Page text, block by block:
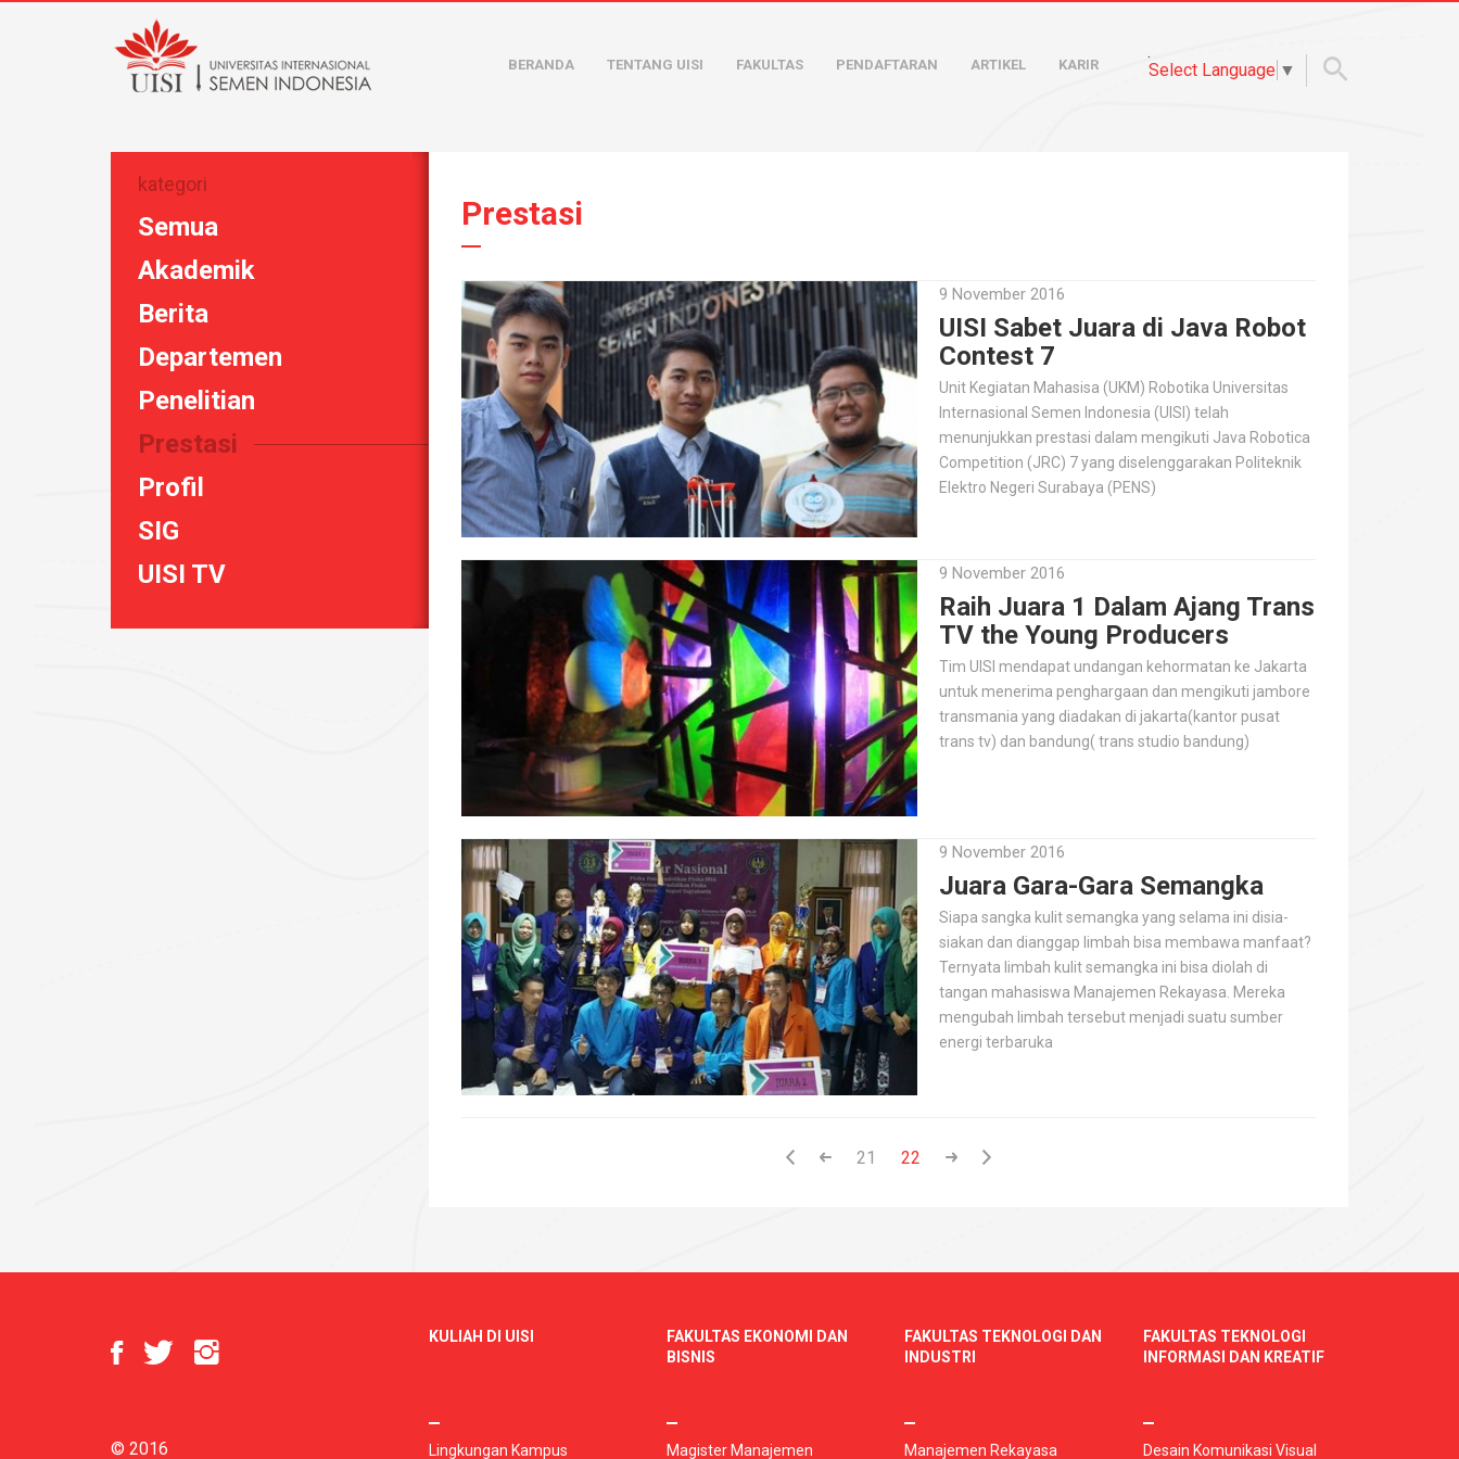
BERANDA TENTANG UISI FAKULTAS PENDAFTARAN ARTIKEL KARIR
.
Select Language ▼
kategori
Semua
Akademik
Berita
Departemen
Penelitian
Prestasi
Profil
SIG
UISI TV
Prestasi
9 November 2016
UISI Sabet Juara di Java Robot
Contest 7
Unit Kegiatan Mahasisa (UKM) Robotika Universitas
Internasional Semen Indonesia (UISI) telah
menunjukkan prestasi dalam mengikuti Java Robotica
Competition (JRC) 7 yang diselenggarakan Politeknik
Elektro Negeri Surabaya (PENS)
9 November 2016
Raih Juara 1 Dalam Ajang Trans
TV the Young Producers
Tim UISI mendapat undangan kehormatan ke Jakarta
untuk menerima penghargaan dan mengikuti jambore
transmania yang diadakan di jakarta(kantor pusat
trans tv) dan bandung( trans studio bandung)
9 November 2016
Juara Gara-Gara Semangka
Siapa sangka kulit semangka yang selama ini disia-
siakan dan dianggap limbah bisa membawa manfaat?
Ternyata limbah kulit semangka ini bisa diolah di
tangan mahasiswa Manajemen Rekayasa. Mereka
mengubah limbah tersebut menjadi suatu sumber
energi terbaruka
21 22
© 2016
KULIAH DI UISI
Lingkungan Kampus
FAKULTAS EKONOMI DAN
BISNIS
Magister Manajemen
FAKULTAS TEKNOLOGI DAN
INDUSTRI
Manajemen Rekayasa
FAKULTAS TEKNOLOGI
INFORMASI DAN KREATIF
Desain Komunikasi Visual